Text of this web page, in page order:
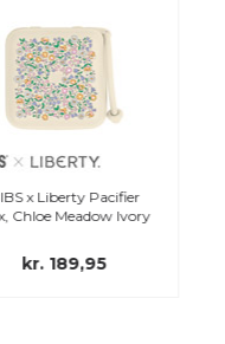
Bibs x Liberty
Oscar- Meadow